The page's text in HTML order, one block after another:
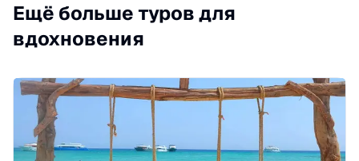
Ещё больше туров для
вдохновения